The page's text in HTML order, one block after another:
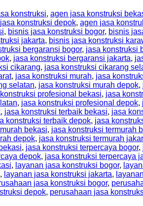
konstruksi, agen jasa konstruksi
konstruksi depok, agen jasa
, bisnis jasa konstruksi bogor, bisnis
jakarta, bisnis jasa konstruksi
bergaransi bogor, jasa konstruksi
, jasa konstruksi bergaransi jakarta,
cikarang, jasa konstruksi cikarang
, jasa konstruksi murah, jasa
selatan, jasa konstruksi murah depok,
profesional bekasi, jasa
, jasa konstruksi profesional depok,
, jasa konstruksi terbaik bekasi, jasa
konstruksi terbaik depok, jasa
bekasi, jasa konstruksi termurah
depok, jasa konstruksi termurah
, jasa konstruksi terpercaya bogor,
depok, jasa konstruksi terpercaya
, layanan jasa konstruksi bogor,
, layanan jasa konstruksi jakarta,
jasa konstruksi bogor,
depok, perusahaan jasa